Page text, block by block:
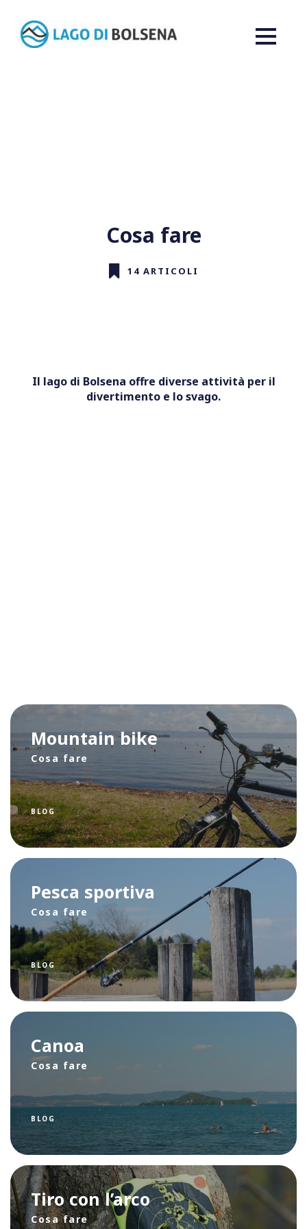
Cosa fare
14 ARTICOLI
Il lago di Bolsena offre diverse attività per il
divertimento e lo svago.
Mountain bike
Cosa fare
BLOG
Pesca sportiva
Cosa fare
BLOG
Canoa
Cosa fare
BLOG
Tiro con l’arco
Cosa fare